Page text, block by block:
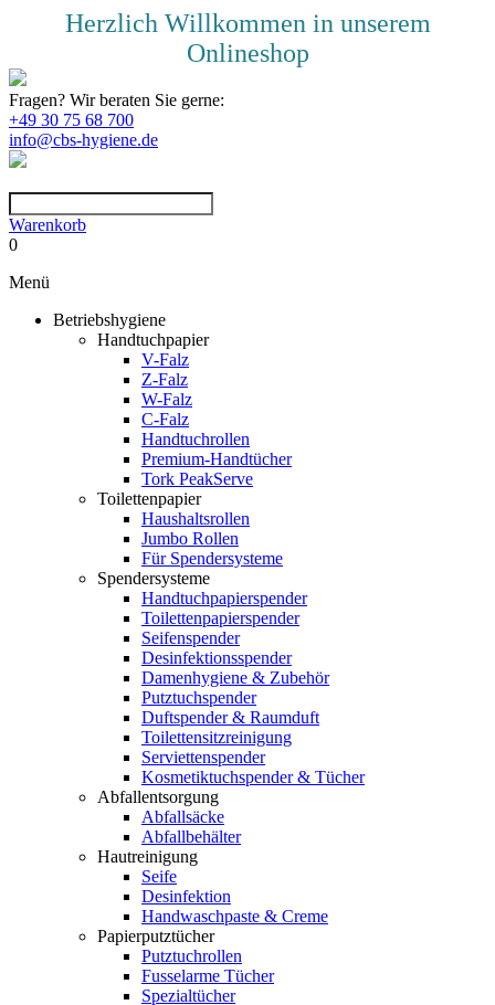
Herzlich Willkommen in unserem
Onlineshop
Fragen? Wir beraten Sie gerne:
+49 30 75 68 700
info@cbs-hygiene.de
Warenkorb
0
Menü
Betriebshygiene
Handtuchpapier
V-Falz
Z-Falz
W-Falz
C-Falz
Handtuchrollen
Premium-Handtücher
Tork PeakServe
Toilettenpapier
Haushaltsrollen
Jumbo Rollen
Für Spendersysteme
Spendersysteme
Handtuchpapierspender
Toilettenpapierspender
Seifenspender
Desinfektionsspender
Damenhygiene & Zubehör
Putztuchspender
Duftspender & Raumduft
Toilettensitzreinigung
Serviettenspender
Kosmetiktuchspender & Tücher
Abfallentsorgung
Abfallsäcke
Abfallbehälter
Hautreinigung
Seife
Desinfektion
Handwaschpaste & Creme
Papierputztücher
Putztuchrollen
Fusselarme Tücher
Spezialtücher